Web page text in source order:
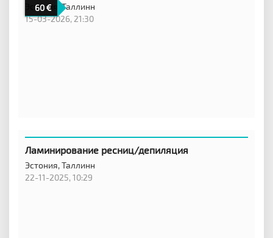
60
Эстония,Таллинн
15-03-2026, 21:30
Ламинирование ресниц/депиляция
Эстония,Таллинн
22-11-2025, 10:29